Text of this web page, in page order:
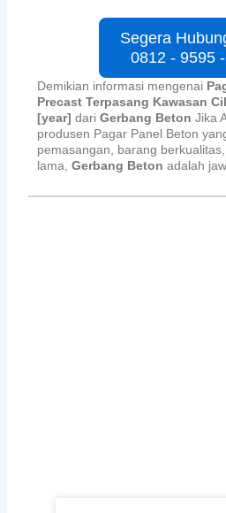
Segera
0812 - 9595
Demikian informasi mengenai
Precast Terpasang Kawasan
[year] dariGerbang Beton Jika
produsen Pagar Panel Beton
pemasangan, barang
lama,Gerbang Betonadalah